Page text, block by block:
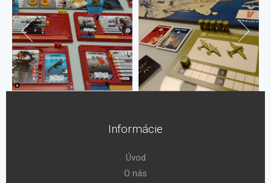
Informácie
Úvod
O nás